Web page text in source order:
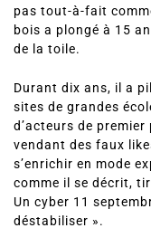
pas tout-à-fait
bois a plongé à 15
de la toile.
Durant dix ans, il a
sites de grandes
d’acteurs de
vendant des faux
s’enrichir en mode
comme il se décrit,
Un cyber 11
déstabiliser ».